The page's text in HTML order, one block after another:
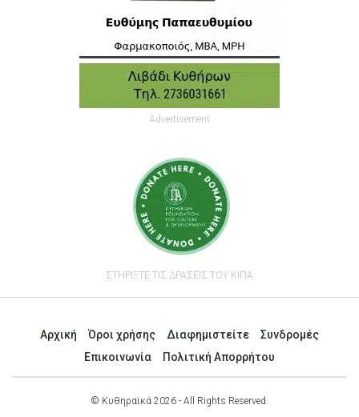
Advertisement
ΣΤΗΡΙΞΤΕ ΤΙΣ ΔΡΑΣΕΙΣ ΤΟΥ ΚΙΠΑ
Αρχική Όροι χρήσης Διαφημιστείτε
Συνδρομές
Επικοινωνία
Πολιτική Απορρήτου
© Κυθηραϊκά 2026 - All Rights Reserved.